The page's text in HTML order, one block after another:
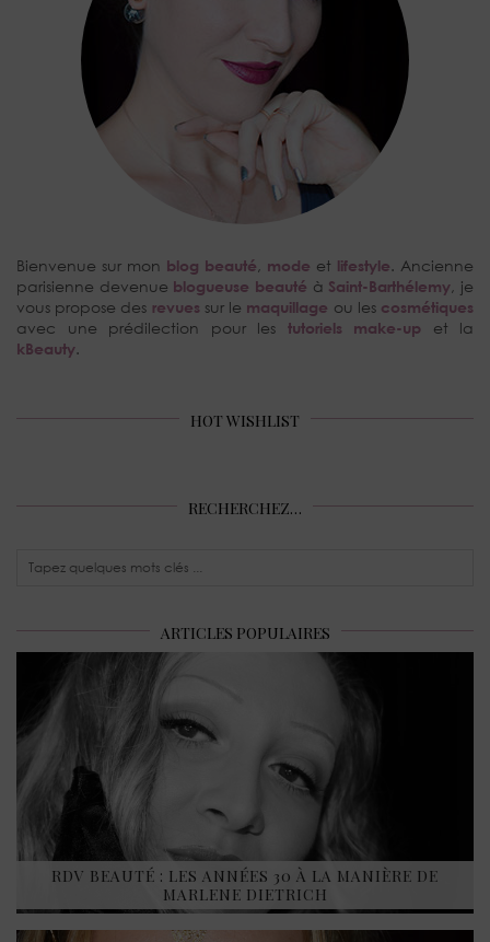
Bienvenue sur mon blog beauté, mode et lifestyle. Ancienne
parisienne devenue blogueuse beauté à Saint-Barthélemy, je
vous propose des revues sur le maquillage ou les cosmétiques
avec une prédilection pour les tutoriels make-up et la
kBeauty.
HOT WISHLIST
RECHERCHEZ…
ARTICLES POPULAIRES
RDV BEAUTÉ : LES ANNÉES 30 À LA MANIÈRE DE
MARLENE DIETRICH